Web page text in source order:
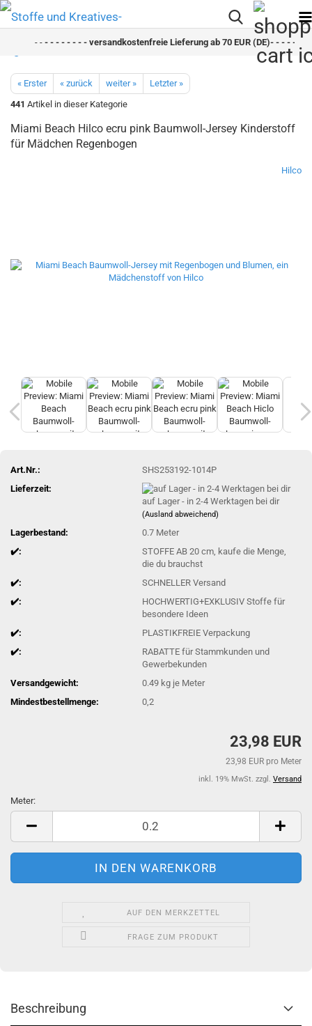
- - - - - - - - versandkostenfreie Lieferung ab 70 EUR (DE)- - - - - - -
« Erster « zurück weiter »
Letzter »
441 Artikel in dieser Kategorie
Miami Beach Hilco ecru pink Baumwoll-Jersey Kinderstoff
für Mädchen Regenbogen
Hilco
Art.Nr.:
SHS253192-1014P
Lieferzeit:
auf Lager - in 2-4 Werktagen bei dir
(Ausland abweichend)
Lagerbestand: 0.7 Meter
✔️:
STOFFE AB 20 cm, kaufe die Menge,
die du brauchst
✔️:
SCHNELLER Versand
✔️:
HOCHWERTIG+EXKLUSIV Stoffe für
besondere Ideen
✔️:
PLASTIKFREIE Verpackung
✔️:
RABATTE für Stammkunden und
Gewerbekunden
Versandgewicht:
0.49 kg je Meter
Mindestbestellmenge:
0,2
23,98 EUR
23,98 EUR pro Meter
inkl. 19% MwSt. zzgl. Versand
Meter:
Meter
AUF DEN MERKZETTEL
FRAGE ZUM PRODUKT
Beschreibung